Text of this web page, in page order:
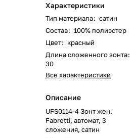
Характеристики
Тип материала: сатин
Состав: 100% полиэстер
Цвет: красный
Длина сложенного зонта:
30
Все характеристики
Описание
UFS0114-4 Зонт жен.
Fabretti, автомат, 3
сложения, сатин